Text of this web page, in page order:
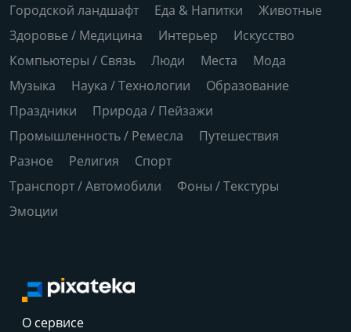
Городской ландшафт
Еда & Напитки
Животные
Здоровье / Медицина
Интерьер
Искусство
Компьютеры / Связь
Люди Места
Мода
Музыка
Наука / Технологии
Образование
Праздники
Природа / Пейзажи
Промышленность / Ремесла
Путешествия
Разное
Религия
Спорт
Транспорт / Автомобили
Фоны / Текстуры
Эмоции
О сервисе